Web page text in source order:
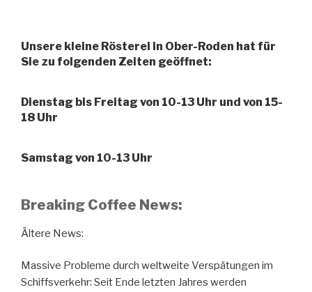
Unsere kleine Rösterei in Ober-Roden hat für
Sie zu folgenden Zeiten geöffnet:
Dienstag bis Freitag von 10-13 Uhr und von 15-
18 Uhr
Samstag von 10-13 Uhr
Breaking Coffee News:
Ältere News:
Massive Probleme durch weltweite Verspätungen im
Schiffsverkehr: Seit Ende letzten Jahres werden